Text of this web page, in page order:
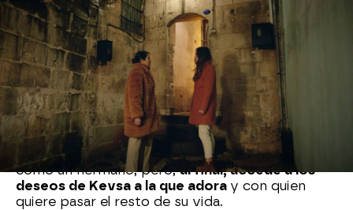
su hermano, que siempre ha estado a su lado en
los buenos y malos momentos. La madre de
Ökkes lleva días sin salir de su habitación y pide
a Gafur que la lleve a visitar la tumba de su
hermano, donde llora desconsoladamente. Llena
de ira y sed de venganza, le hace a Gafur una
petición especial:
le pide que secuestre a Zülüf
y, luego, la asesine y la entierre junto a su
hermano Celil.
Al principio, Gafur se opone
porque la joven es la hija de Bedir, al que quiere
como un hermano, pero,al final, accede a los
deseos de Kevsa a la que adora y con quien
quiere pasar el resto de su vida.